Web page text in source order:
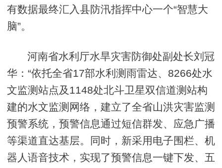
有数据最终汇入县防汛指挥中心一个“智慧大
脑”。
河南省水利厅水旱灾害防御处副处长刘冠
华：“依托全省17部水利测雨雷达、8266处水
文监测站点及1148处北斗卫星双信道测站构
建的水文监测网络，建立了全省山洪灾害监测
预警系统，预警信息通过短信群发、应急广播
等渠道直达基层。同时，新采用电子围栏、机
器人语音技术，实现了预警信息一键下发、五